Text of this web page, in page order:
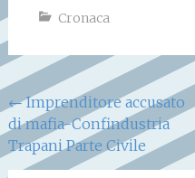
Cronaca
Navigazione
articoli
←Imprenditore accusato
di mafia-Confindustria
Trapani Parte Civile